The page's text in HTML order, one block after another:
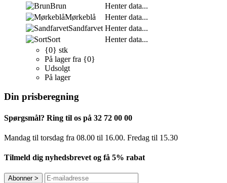
Brun
Henter data...
Mørkeblå
Henter data...
Sandfarvet Henter data...
Sort
Henter data...
{0} stk
På lager fra {0}
Udsolgt
På lager
Din prisberegning
Spørgsmål? Ring til os på 32 72 00 00
Mandag til torsdag fra 08.00 til 16.00. Fredag ​​til 15.30
Tilmeld dig nyhedsbrevet og få 5% rabat
Abonner>